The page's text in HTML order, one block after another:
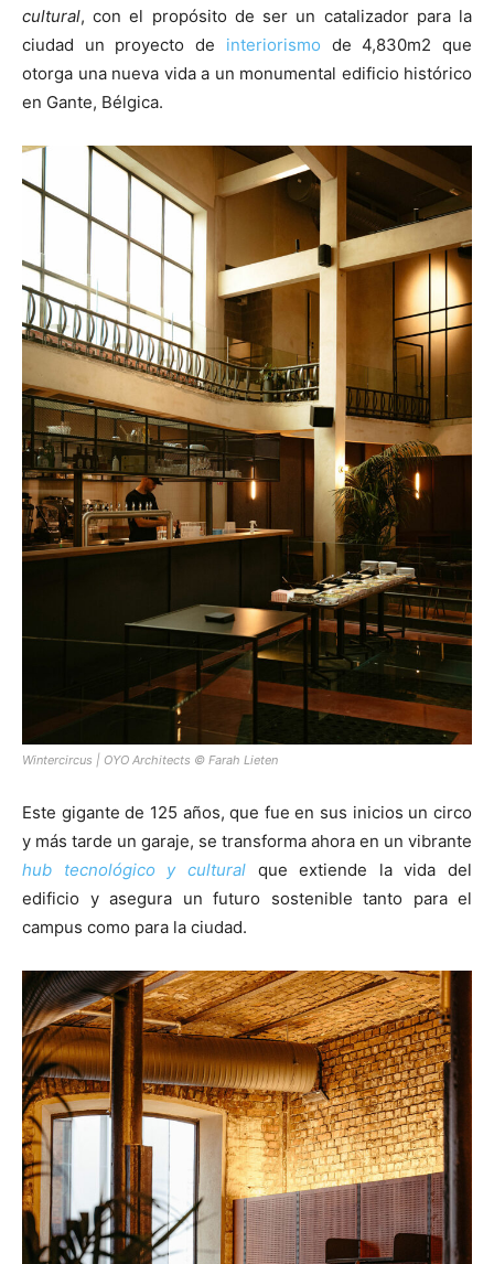
cultural, con el propósito de ser un catalizador para la
ciudad un proyecto de interiorismo de 4,830m2 que
otorga una nueva vida a un monumental edificio histórico
en Gante, Bélgica.
Wintercircus | OYO Architects © Farah Lieten
Este gigante de 125 años, que fue en sus inicios un circo
y más tarde un garaje, se transforma ahora en un vibrante
hub tecnológico y cultural que extiende la vida del
edificio y asegura un futuro sostenible tanto para el
campus como para la ciudad.